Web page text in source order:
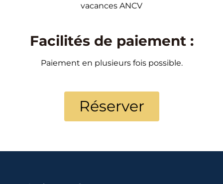
vacances ANCV
Facilités de paiement :
Paiement en plusieurs fois possible.
Réserver